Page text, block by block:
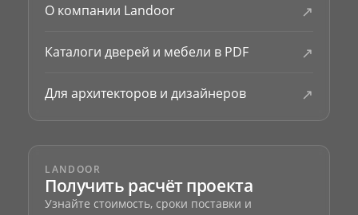
О компании Landoor ↗
Каталоги дверей и мебели в PDF ↗
Для архитекторов и дизайнеров ↗
LANDOOR
Получить расчёт проекта
Узнайте стоимость, сроки поставки и